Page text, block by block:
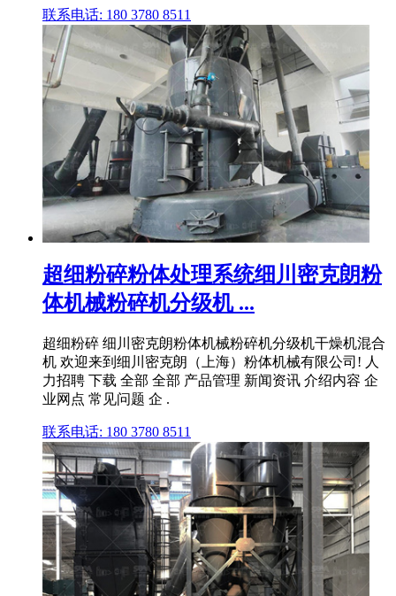
联系电话: 180 3780 8511
超细粉碎粉体处理系统细川密克朗粉
体机械粉碎机分级机 ...
超细粉碎 细川密克朗粉体机械粉碎机分级机干燥机混合
机 欢迎来到细川密克朗（上海）粉体机械有限公司! 人
力招聘 下载 全部 全部 产品管理 新闻资讯 介绍内容 企
业网点 常见问题 企 .
联系电话: 180 3780 8511